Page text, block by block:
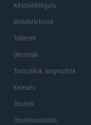
Készülékekguru
Mobiltelefonok
Tabletek
Okosórák
Tartozékok, kiegeszítők
Keresés
Tesztek
Összehasonlítás